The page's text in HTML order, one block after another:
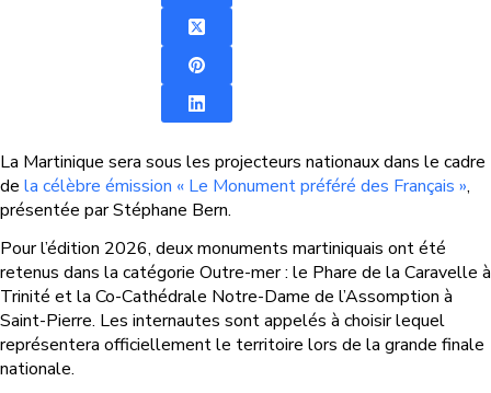
La Martinique sera sous les projecteurs nationaux dans le cadre
de la célèbre émission « Le Monument préféré des Français »,
présentée par Stéphane Bern.
Pour l’édition 2026, deux monuments martiniquais ont été
retenus dans la catégorie Outre-mer : le Phare de la Caravelle à
Trinité et la Co-Cathédrale Notre-Dame de l’Assomption à
Saint-Pierre. Les internautes sont appelés à choisir lequel
représentera officiellement le territoire lors de la grande finale
nationale.